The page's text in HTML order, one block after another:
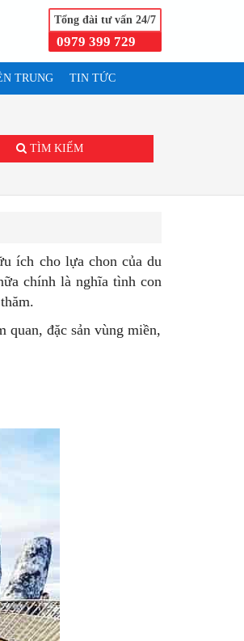
Tổng đài tư vấn 24/7
0979 399 729
TRUNG TIN TỨC
TÌM KIẾM
ích cho lựa chon của du
chính là nghĩa tình con
đặc sản vùng miền,